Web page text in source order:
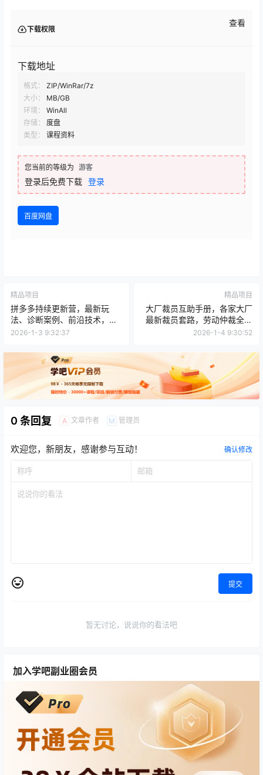
下载权限
查看
下载地址
格式：
ZIP/WinRar/7z
大小：
MB/GB
环境：
WinAll
存储：
度盘
类型：
课程资料
您当前的等级为 游客
登录后免费下载 登录
百度网盘
精品项目
拼多多持续更新营，最新玩
法、诊断案例、前沿技术，紧
跟平台，保障打法始终有效盈
2026-1-3 9:32:37
精品项目
大厂裁员互助手册，各家大厂
最新裁员套路，劳动仲裁全过
程记录【文档】
2026-1-4 9:30:52
0 条回复 A 文章作者 M 管理员
欢迎您，新朋友，感谢参与互动！ 确认修改
提交
暂无讨论，说说你的看法吧
加入学吧副业圈会员